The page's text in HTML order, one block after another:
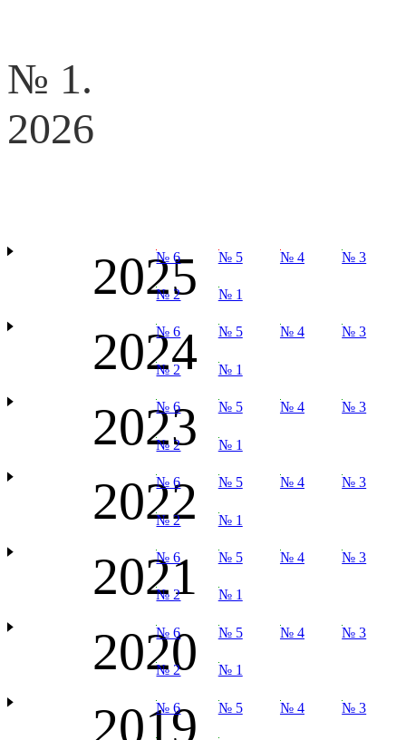
№ 1.
2026
2025
№ 6 № 5 № 4 № 3
№ 2 № 1
2024
№ 6 № 5 № 4 № 3
№ 2 № 1
2023
№ 6 № 5 № 4 № 3
№ 2 № 1
2022
№ 6 № 5 № 4 № 3
№ 2 № 1
2021
№ 6 № 5 № 4 № 3
№ 2 № 1
2020
№ 6 № 5 № 4 № 3
№ 2 № 1
2019
№ 6 № 5 № 4 № 3